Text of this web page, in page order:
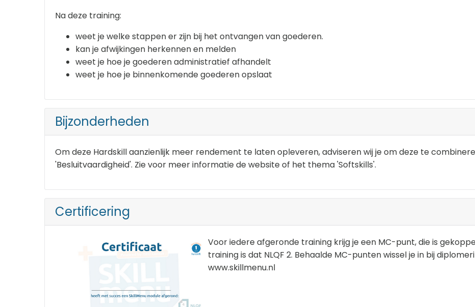
Na deze training:
weet je welke stappen er zijn bij het ontvangen van goederen.
kan je afwijkingen herkennen en melden
weet je hoe je goederen administratief afhandelt
weet je hoe je binnenkomende goederen opslaat
Bijzonderheden
Om deze Hardskill aanzienlijk meer rendement te laten opleveren, adviseren wij je om deze te
'Besluitvaardigheid'. Zie voor meer informatie de website of het thema 'Softskills'.
Certificering
Voor iedere afgeronde training krijg je een MC-punt, die is
training is dat NLQF 2. Behaalde MC-punten wissel je in bij
www.skillmenu.nl